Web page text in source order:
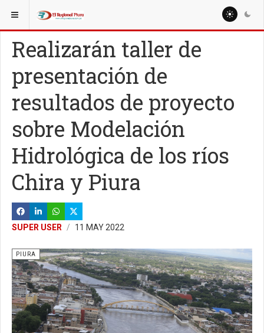
ESTÁ AQUÍ: REGIÓN PIURA
Realizarán taller de
presentación de
resultados de proyecto
sobre Modelación
Hidrológica de los ríos
Chira y Piura
SUPER USER 11 MAY 2022
PIURA